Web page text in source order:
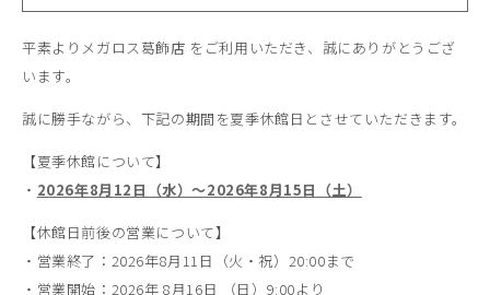
平素よりメガロス葛飾店 をご利用いただき、誠にありがとうござ
います。
誠に勝手ながら、下記の期間を夏季休館日とさせていただきます。
【夏季休館について】
・ 2026年8月12日（水）～2026年8月15日（土）
【休館日前後の営業について】
・営業終了：2026年8月11日（火・祝）20:00まで
・営業開始：2026年 8月16日 （日）9:00より